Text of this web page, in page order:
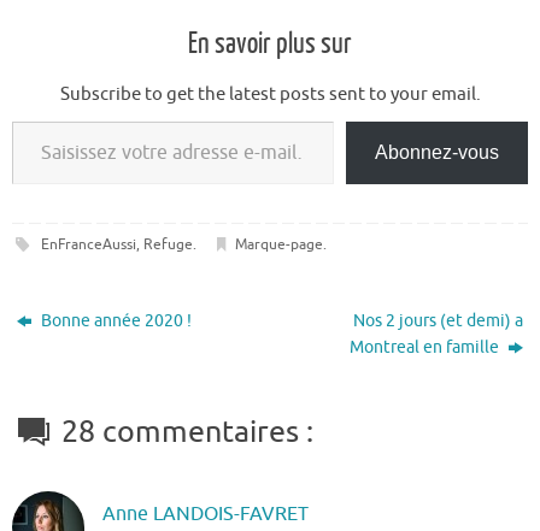
En savoir plus sur
Subscribe to get the latest posts sent to your email.
Saisissez votre adresse e-mail…
Abonnez-vous
EnFranceAussi, Refuge. Marque-page.
Bonne année 2020 !
Nos 2 jours (et demi) a
Montreal en famille
28 commentaires :
Anne LANDOIS-FAVRET